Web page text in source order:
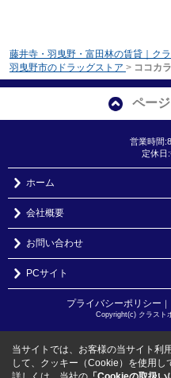
藤井寺・羽曳野・富田林の賃貸｜ク
羽曳野市のドラッグストア > ココカ
ペー
営業時間
定休日
ホーム
会社概要
お問い合わせ
PCサイト
プライバシーポリシー ｜
Copyright(c) クラス
当サイトでは、お客様の当サイト利
して、クッキー（Cookie）を使用し